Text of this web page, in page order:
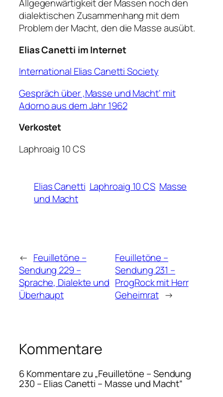
Allgegenwärtigkeit der Massen noch den
dialektischen Zusammenhang mit dem
Problem der Macht, den die Masse ausübt.
Elias Canetti im Internet
International Elias Canetti Society
Gespräch über ‚Masse und Macht‘ mit
Adorno aus dem Jahr 1962
Verkostet
Laphroaig 10 CS
Elias Canetti Laphroaig 10 CS Masse
und Macht
← Feuilletöne –
Sendung 229 –
Sprache, Dialekte und
Überhaupt
Feuilletöne –
Sendung 231 –
ProgRock mit Herr
Geheimrat →
Kommentare
6 Kommentare zu „Feuilletöne – Sendung
230 – Elias Canetti – Masse und Macht“